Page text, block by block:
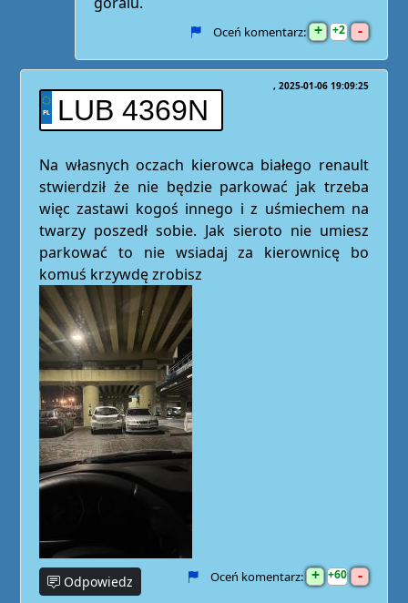
Oceń komentarz: + 2 -
LUB 4369N
2025-01-06 19:09:25
Na własnych oczach kierowca białego renault
stwierdził że nie będzie parkować jak trzeba
więc zastawi kogoś innego i z uśmiechem na
twarzy poszedł sobie. Jak sieroto nie umiesz
parkować to nie wsiadaj za kierownicę bo
komuś krzywdę zrobisz
Odpowiedz Oceń komentarz: + 60 -